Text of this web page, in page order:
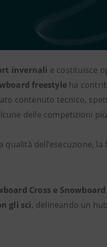
invernali e costituisce
freestyle ha
contenuto tecnico,
delle competizioni
dell’esecuzione,
Cross e
gli sci, delineando un